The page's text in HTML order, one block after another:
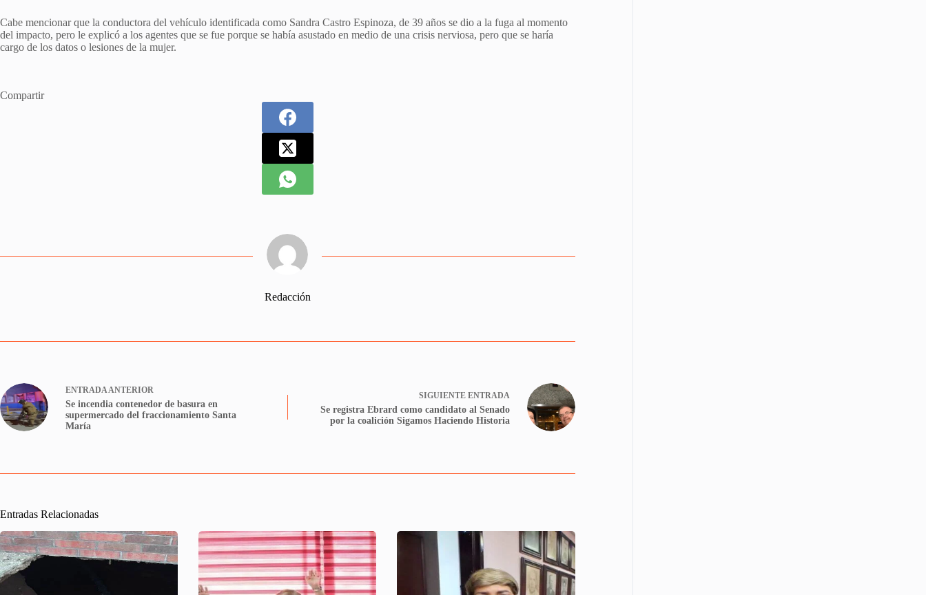
Cabe mencionar que la conductora del vehículo identificada como Sandra Castro Espinoza, de 39 años se dio a la fuga al momento
del impacto, pero le explicó a los agentes que se fue porque se había asustado en medio de una crisis nerviosa, pero que se haría
cargo de los datos o lesiones de la mujer.
Compartir
Redacción
ENTRADA ANTERIOR
Se incendia contenedor de basura en
supermercado del fraccionamiento Santa
María
SIGUIENTE ENTRADA
Se registra Ebrard como candidato al Senado
por la coalición Sigamos Haciendo Historia
Entradas Relacionadas